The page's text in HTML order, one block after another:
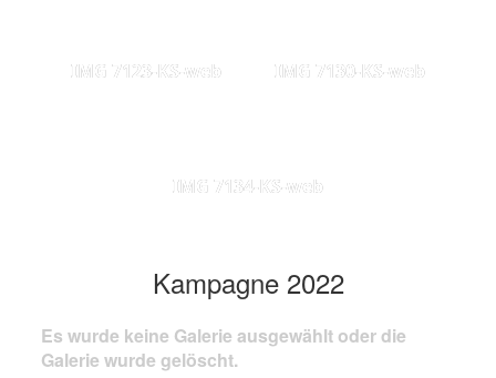
IMG 7123-KS-web IMG 7130-KS-web
IMG 7134-KS-web
Kampagne 2022
Es wurde keine Galerie ausgewählt oder die
Galerie wurde gelöscht.